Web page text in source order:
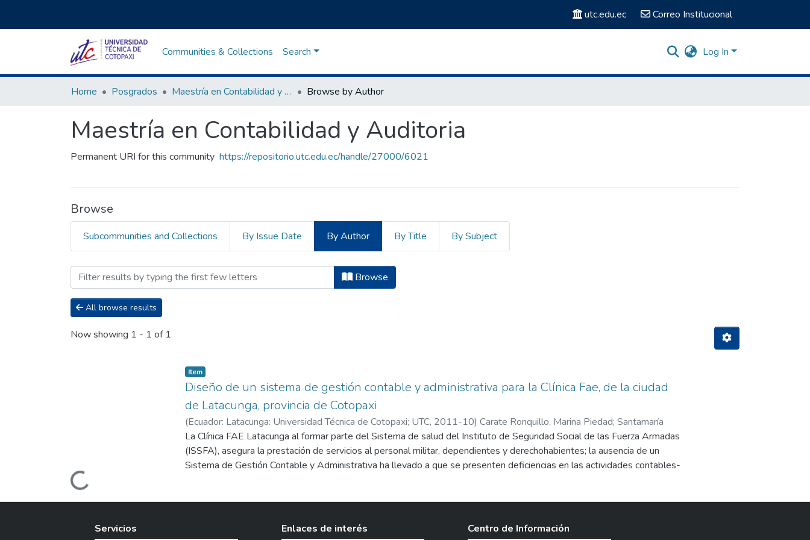
utc.edu.ec Correo Institucional
Communities & Collections Search Log In
Home Posgrados Maestría en Contabilidad y Auditoria Browse by Author
Maestría en Contabilidad y Auditoria
Permanent URI for this community https://repositorio.utc.edu.ec/handle/27000/6021
Browse
Subcommunities and Collections By Issue Date By Author By Title By Subject
Browsing Maestría en Contabilidad y Auditoria by Author "Carate Ronquillo, Marina Piedad"
Browse
All browse results
Now showing 1 - 1 of 1
Loading...
Item
Diseño de un sistema de gestión contable y administrativa para la Clínica Fae, de la ciudad
de Latacunga, provincia de Cotopaxi
(Ecuador: Latacunga: Universidad Técnica de Cotopaxi; UTC, 2011-10) Carate Ronquillo, Marina Piedad; Santamaría
La Clínica FAE Latacunga al formar parte del Sistema de salud del Instituto de Seguridad Social de las Fuerza Armadas
(ISSFA), asegura la prestación de servicios al personal militar, dependientes y derechohabientes; la ausencia de un
Sistema de Gestión Contable y Administrativa ha llevado a que se presenten deficiencias en las actividades contables-
administrativos legales en vigencia. El desarrollo de este trabajo se fundamentó en una investigación de campo porque
Servicios Enlaces de interés Centro de Información